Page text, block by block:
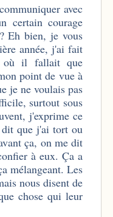
avec
certain courage
Eh bien, je vous
année, j'ai fait
où il fallait que
point de vue à
je ne voulais pas
surtout sous
j'exprime ce
que j'ai tort ou
ça, on me dit
à eux. Ça a
mélangeant. Les
nous disent de
chose qui leur